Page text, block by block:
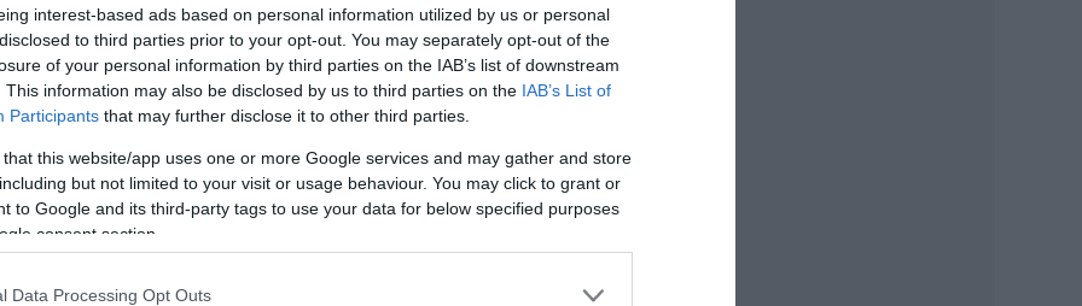
interest-based ads based on personal information utilized by us or personal
to third parties prior to your opt-out. You may separately opt-out of the
of your personal information by third parties on the IAB’s list of downstream
This information may also be disclosed by us to third parties on the IAB’s List of
Participants that may further disclose it to other third parties.
this website/app uses one or more Google services and may gather and store
but not limited to your visit or usage behaviour. You may click to grant or
to Google and its third-party tags to use your data for below specified purposes
consent section.
Data Processing Opt Outs
kultúrában. Taszító, jelentôs tanulmány a szexualitás
és elviselhetetlen  de meglepôdnék, ha ennél jobb darabot
szexuális kapcsolatot vizsgál, amelyben nincsenek
mutatja be, milyen zsákutcákba visz minket a